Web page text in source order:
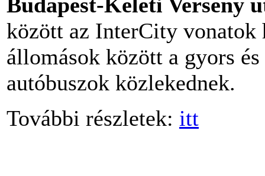
között az InterCity
állomások között a gyors
autóbuszok közlekednek.
További részletek: itt